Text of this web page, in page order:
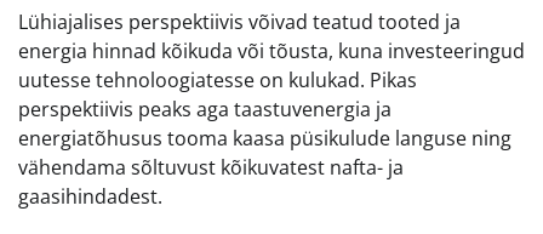
Lühiajalises perspektiivis võivad teatud tooted ja
energia hinnad kõikuda või tõusta, kuna investeeringud
uutesse tehnoloogiatesse on kulukad. Pikas
perspektiivis peaks aga taastuvenergia ja
energiatõhusus tooma kaasa püsikulude languse ning
vähendama sõltuvust kõikuvatest nafta- ja
gaasihindadest.